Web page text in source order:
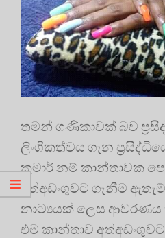
තමන් ගණිකාවක් බව
ලිංගිකත්වය ගැන
කුමාර් නම් කාන්තාවක
අත්අඩංගුවට ගැනීම
නාට්‍යයක් ලෙස ආවරණය
එම කාන්තාව